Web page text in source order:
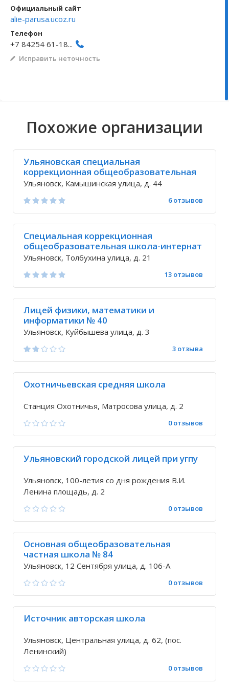
Волгоградская область
Кировоградская область
Восточно-Казахстанская область
Архангельское
Официальный сайт
alie-parusa.ucoz.ru
Телефон
+7 84254 61-18...
Исправить неточность
Похожие организации
Ульяновская специальная
коррекционная общеобразовательная
школа-интернат 3,4 вида
Ульяновск, Камышинская улица, д. 44
6 отзывов
Специальная коррекционная
общеобразовательная школа-интернат
№ 26 для детей с нарушениями v вида
Ульяновск, Толбухина улица, д. 21
13 отзывов
Лицей физики, математики и
информатики № 40
Ульяновск, Куйбышева улица, д. 3
3 отзыва
Охотничьевская средняя школа
Станция Охотничья, Матросова улица, д. 2
0 отзывов
Ульяновский городской лицей при угпу
Ульяновск, 100-летия со дня рождения В.И.
Ленина площадь, д. 2
0 отзывов
Основная общеобразовательная
частная школа № 84
Ульяновск, 12 Сентября улица, д. 106-А
0 отзывов
Источник авторская школа
Ульяновск, Центральная улица, д. 62, (пос.
Ленинский)
0 отзывов